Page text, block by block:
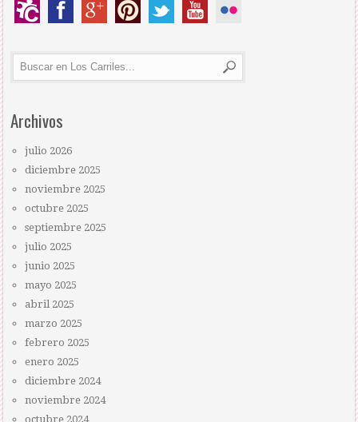
Archivos
julio 2026
diciembre 2025
noviembre 2025
octubre 2025
septiembre 2025
julio 2025
junio 2025
mayo 2025
abril 2025
marzo 2025
febrero 2025
enero 2025
diciembre 2024
noviembre 2024
octubre 2024